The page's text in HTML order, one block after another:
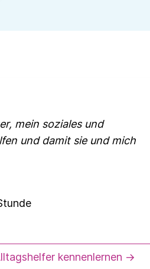
mein soziales und
und damit sie und mich
kennenlernen ->